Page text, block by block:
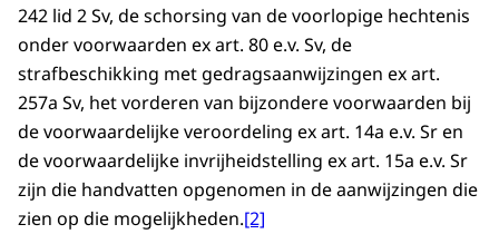
242 lid 2 Sv, de schorsing van de voorlopige hechtenis
onder voorwaarden ex art. 80 e.v. Sv, de
strafbeschikking met gedragsaanwijzingen ex art.
257a Sv, het vorderen van bijzondere voorwaarden bij
de voorwaardelijke veroordeling ex art. 14a e.v. Sr en
de voorwaardelijke invrijheidstelling ex art. 15a e.v. Sr
zijn die handvatten opgenomen in de aanwijzingen die
zien op die mogelijkheden.[2]